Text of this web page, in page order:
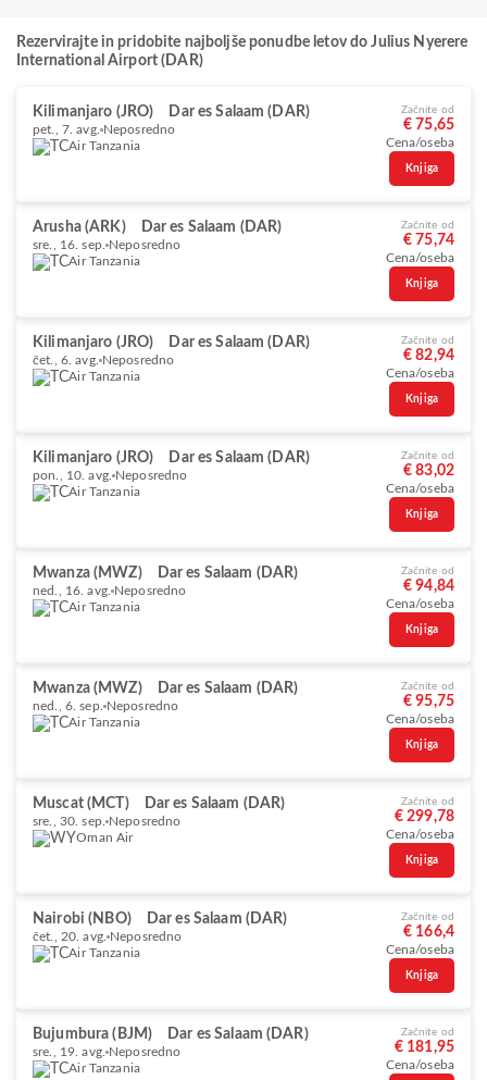
Rezervirajte in pridobite najboljše ponudbe letov do Julius Nyerere
International Airport (DAR)
Kilimanjaro (JRO) Dar es Salaam (DAR)
pet., 7. avg. Neposredno
Air Tanzania
Začnite od
€ 75,65
Cena/oseba
Knjiga
Arusha (ARK) Dar es Salaam (DAR)
sre., 16. sep. Neposredno
Air Tanzania
Začnite od
€ 75,74
Cena/oseba
Knjiga
Kilimanjaro (JRO) Dar es Salaam (DAR)
čet., 6. avg. Neposredno
Air Tanzania
Začnite od
€ 82,94
Cena/oseba
Knjiga
Kilimanjaro (JRO) Dar es Salaam (DAR)
pon., 10. avg. Neposredno
Air Tanzania
Začnite od
€ 83,02
Cena/oseba
Knjiga
Mwanza (MWZ) Dar es Salaam (DAR)
ned., 16. avg. Neposredno
Air Tanzania
Začnite od
€ 94,84
Cena/oseba
Knjiga
Mwanza (MWZ) Dar es Salaam (DAR)
ned., 6. sep. Neposredno
Air Tanzania
Začnite od
€ 95,75
Cena/oseba
Knjiga
Muscat (MCT) Dar es Salaam (DAR)
sre., 30. sep. Neposredno
Oman Air
Začnite od
€ 299,78
Cena/oseba
Knjiga
Nairobi (NBO) Dar es Salaam (DAR)
čet., 20. avg. Neposredno
Air Tanzania
Začnite od
€ 166,4
Cena/oseba
Knjiga
Bujumbura (BJM) Dar es Salaam (DAR)
sre., 19. avg. Neposredno
Air Tanzania
Začnite od
€ 181,95
Cena/oseba